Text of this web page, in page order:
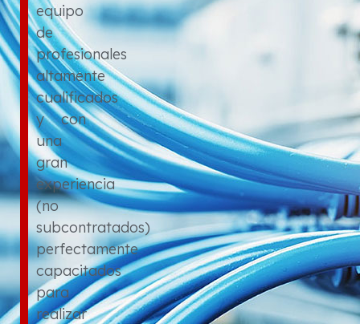
equipo
de
profesionales
altamente
cualificados
y con
una
gran
experiencia
(no
subcontratados)
perfectamente
capacitados
para
realizar